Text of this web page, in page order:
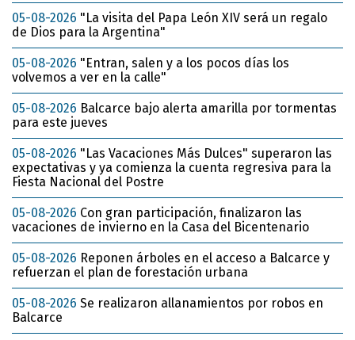
05-08-2026 "La visita del Papa León XIV será un regalo
de Dios para la Argentina"
05-08-2026 "Entran, salen y a los pocos días los
volvemos a ver en la calle"
05-08-2026 Balcarce bajo alerta amarilla por tormentas
para este jueves
05-08-2026 "Las Vacaciones Más Dulces" superaron las
expectativas y ya comienza la cuenta regresiva para la
Fiesta Nacional del Postre
05-08-2026 Con gran participación, finalizaron las
vacaciones de invierno en la Casa del Bicentenario
05-08-2026 Reponen árboles en el acceso a Balcarce y
refuerzan el plan de forestación urbana
05-08-2026 Se realizaron allanamientos por robos en
Balcarce